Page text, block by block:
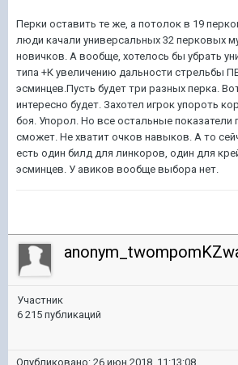
Перки оставить те же, а потолок в 19
люди качали универсальных 32 перковых
новичков. А вообще, хотелось бы убрать
типа +К увеличению дальности стрельбы
эсминцев.Пусть будет три разных перка.
интересно будет. Захотел игрок упороть
боя. Упорол. Но все остальные показатели
сможет. Не хватит очков навыков. А то
есть один билд для линкоров, один для
эсминцев. У авиков вообще выбора нет.
Участник
6 215 публикаций
Опубликовано: 26 июн 2018, 11:13:08